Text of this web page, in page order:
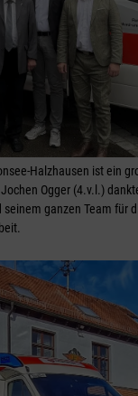
Halzhausen ist ein
Ogger (4.v.l.)
ganzen Team für